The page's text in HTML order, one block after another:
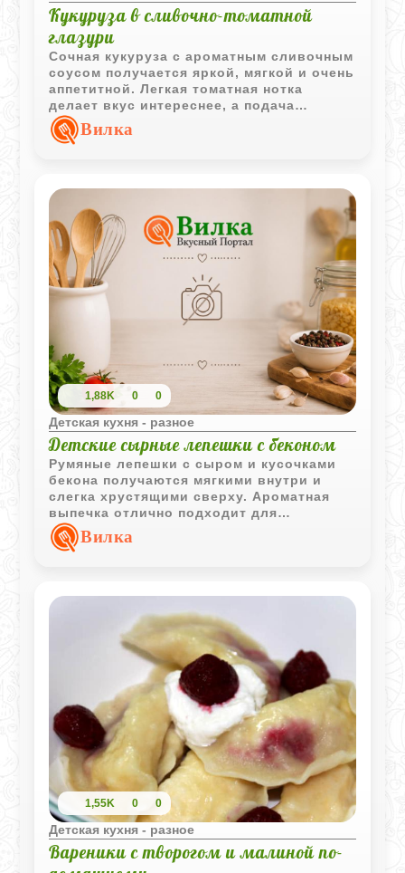
Кукуруза в сливочно-томатной
глазури
Сочная кукуруза с ароматным сливочным
соусом получается яркой, мягкой и очень
аппетитной. Легкая томатная нотка
делает вкус интереснее, а подача
небольшими кусочками особенно удобна
для семейного ужина и детского стола.
Вилка
1,88K 0 0
Детская кухня - разное
Детские сырные лепешки с беконом
Румяные лепешки с сыром и кусочками
бекона получаются мягкими внутри и
слегка хрустящими сверху. Ароматная
выпечка отлично подходит для
семейного перекуса или сытного
детского завтрака.
Вилка
1,55K 0 0
Детская кухня - разное
Вареники с творогом и малиной по-